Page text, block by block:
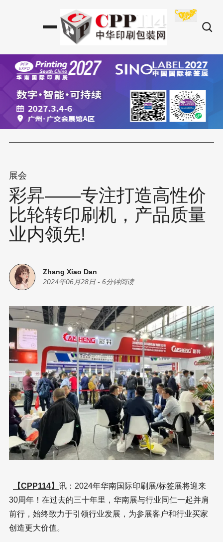
展会
彩昇——专注打造高性价
比轮转印刷机，产品质量
业内领先!
Zhang Xiao Dan
2024年06月28日 - 6分钟阅读
【CPP114】 讯：2024年华南国际印刷展/标签展将迎来
30周年！在过去的三十年里，华南展与行业同仁一起并肩
前行，始终致力于引领行业发展，为参展客户和行业买家
创造更大价值。